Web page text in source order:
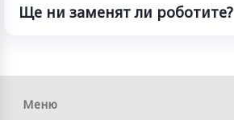
Ще ни заменят ли роботите?
Меню